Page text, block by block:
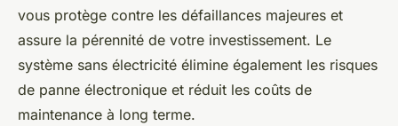
vous protège contre les défaillances majeures et
assure la pérennité de votre investissement. Le
système sans électricité élimine également les risques
de panne électronique et réduit les coûts de
maintenance à long terme.